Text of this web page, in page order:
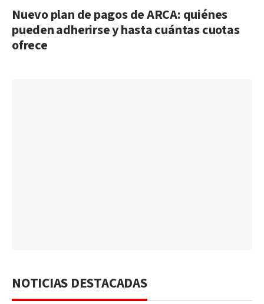
Nuevo plan de pagos de ARCA: quiénes
pueden adherirse y hasta cuántas cuotas
ofrece
NOTICIAS DESTACADAS